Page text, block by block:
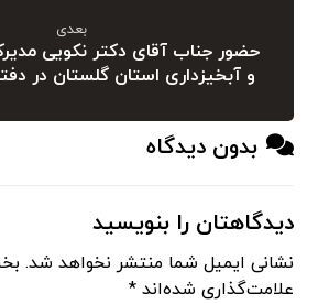
بعدی
حضور جناب آقای دکتر نکویی
و آبخیزداری استان گلستان در
بدون دیدگاه
دیدگاهتان را بنویسید
نشانی ایمیل شما منتشر نخواهد شد.
علامت‌گذاری شده‌اند*